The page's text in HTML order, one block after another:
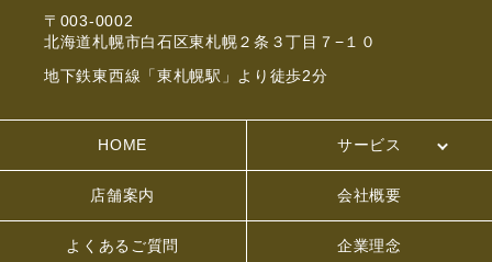
〒003-0002
北海道札幌市白石区東札幌２条３丁目７−１０
地下鉄東西線「東札幌駅」より徒歩2分
HOME サービス
店舗案内 会社概要
よくあるご質問 企業理念